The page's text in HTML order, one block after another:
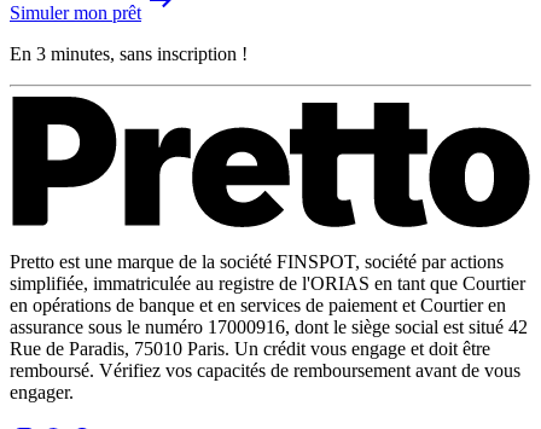
Simuler mon prêt
En 3 minutes, sans inscription !
Pretto est une marque de la société FINSPOT, société par actions
simplifiée, immatriculée au registre de l'ORIAS en tant que Courtier
en opérations de banque et en services de paiement et Courtier en
assurance sous le numéro 17000916, dont le siège social est situé 42
Rue de Paradis, 75010 Paris. Un crédit vous engage et doit être
remboursé. Vérifiez vos capacités de remboursement avant de vous
engager.